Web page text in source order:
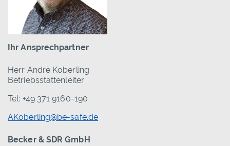
Ihr Ansprechpartner
Herr Andrè Koberling
Betriebsstättenleiter
Tel: +49 371 9160-190
AKoberling@be-safe.de
Becker & SDR GmbH